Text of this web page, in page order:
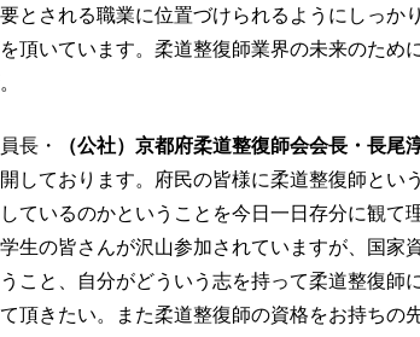
とされる職業に位置づけられるようにしっか
頂いています。柔道整復師業界の未来のため
長・ （公社）京都府柔道整復師会会長・長尾
しております。府民の皆様に柔道整復師とい
ているのかということを今日一日存分に観て
生の皆さんが沢山参加されていますが、国家
こと、自分がどういう志を持って柔道整復師
頂きたい。また柔道整復師の資格をお持ちの